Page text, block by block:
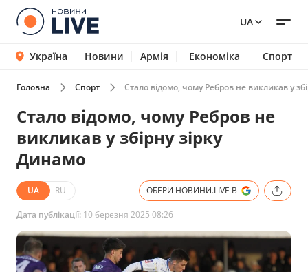
UA
Україна Новини Армія Економіка Спорт
Головна Спорт Стало відомо, чому Ребров не викликав у
Стало відомо, чому Ребров не
викликав у збірну зірку
Динамо
UA RU ОБЕРИ НОВИНИ.LIVE В
Дата публікації: 10 березня 2025 08:26